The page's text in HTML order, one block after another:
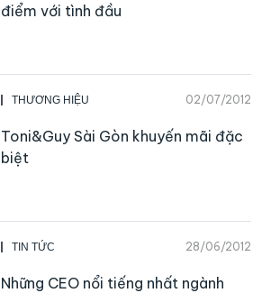
điểm với tình đầu
THƯƠNG HIỆU 02/07/2012
Toni&Guy Sài Gòn khuyến mãi đặc
biệt
TIN TỨC 28/06/2012
Những CEO nổi tiếng nhất ngành